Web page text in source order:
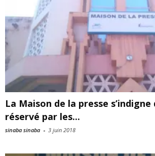
La Maison de la presse
réservé par les...
sinaba sinaba - 3 juin 2018